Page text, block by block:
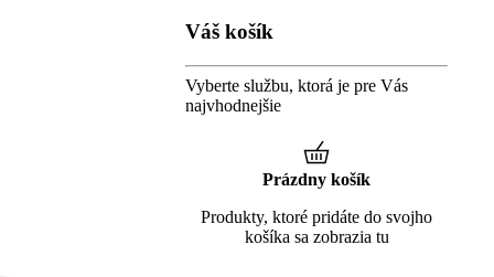
Váš košík
Vyberte službu, ktorá je pre Vás
najvhodnejšie
Prázdny košík
Produkty, ktoré pridáte do svojho
košíka sa zobrazia tu